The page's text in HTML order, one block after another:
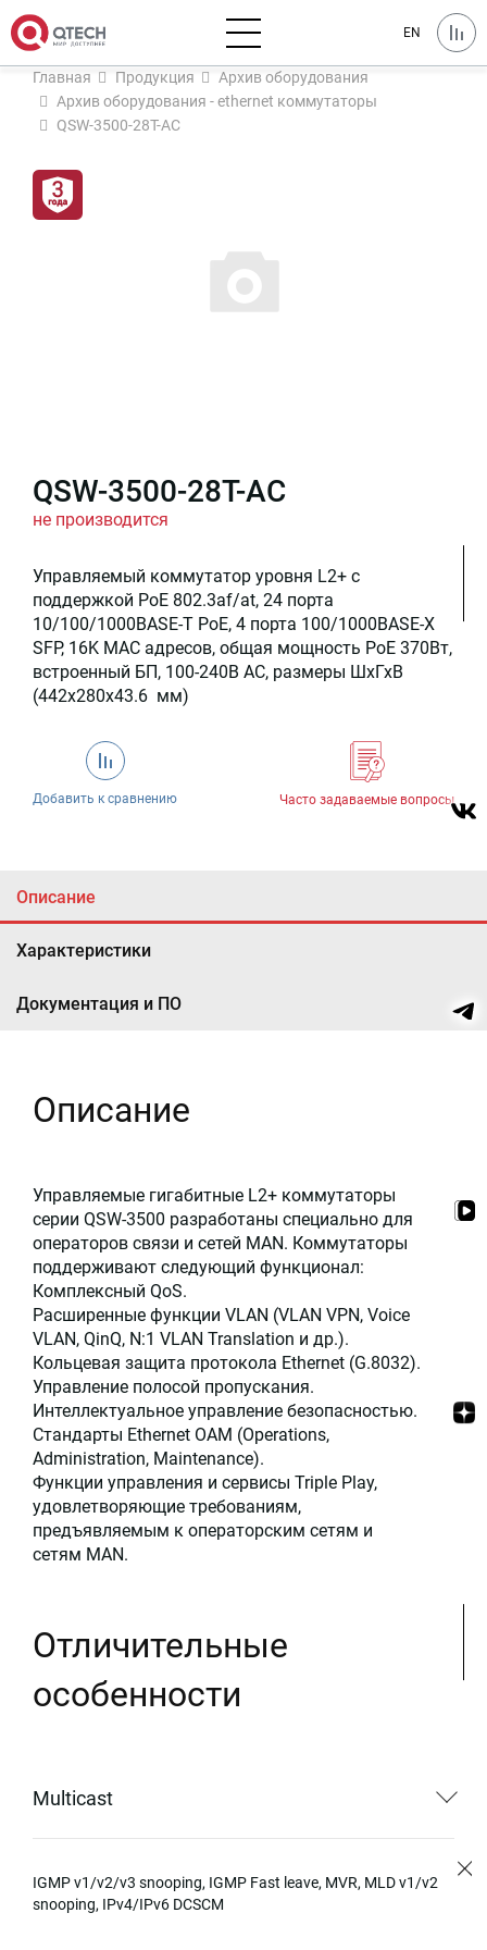
EN
Главная Продукция
Архив оборудования
Архив оборудования - ethernet коммутаторы
QSW-3500-28T-AC
QSW-3500-28T-AC
не производится
Управляемый коммутатор уровня L2+ с
поддержкой PoE 802.3af/at, 24 порта
10/100/1000BASE-T PoE, 4 порта 100/1000BASE-X
SFP, 16K MAC адресов, общая мощность PoE 370Вт,
встроенный БП, 100-240В AC, размеры ШхГхВ
(442x280x43.6 мм)
Добавить к сравнению Часто задаваемые вопросы
Описание
Характеристики
Документация и ПО
Описание
Управляемые гигабитные L2+ коммутаторы
серии QSW-3500 разработаны специально для
операторов связи и сетей MAN. Коммутаторы
поддерживают следующий функционал:
Комплексный QoS.
Расширенные функции VLAN (VLAN VPN, Voice
VLAN, QinQ, N:1 VLAN Translation и др.).
Кольцевая защита протокола Ethernet (G.8032).
Управление полосой пропускания.
Интеллектуальное управление безопасностью.
Стандарты Ethernet OAM (Operations,
Administration, Maintenance).
Функции управления и сервисы Triple Play,
удовлетворяющие требованиям,
предъявляемым к операторским сетям и
сетям MAN.
Отличительные
особенности
Multicast
IGMP v1/v2/v3 snooping, IGMP Fast leave, MVR, MLD v1/v2
snooping, IPv4/IPv6 DCSCM